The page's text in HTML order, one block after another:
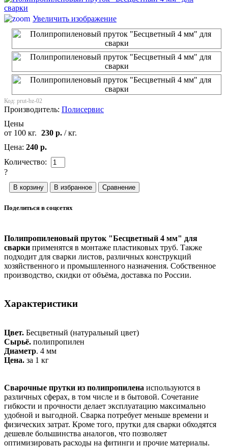
Увеличить изображение
Код: prut-bz-02
Производитель: Полисервис
Цены
от 100 кг. 230 р. / кг.
Цена: 240 р.
Количество:
?
Поделиться в соцсетях
Полипропиленовый пруток "Бесцветный 4 мм" для
сварки применятся в монтаже пластиковых труб. Также
подходит для сварки листов, различных конструкций
хозяйственного и промышленного назначения. Собственное
производство, скидки от объёма, доставка по России.
Характеристики
Цвет. Бесцветный (натуральный цвет)
Сырьё. полипропилен
Диаметр. 4 мм
Цена. за 1 кг
Сварочные прутки из полипропилена используются в
различных сферах, в том числе и в бытовой. Сочетание
гибкости и прочности делает эксплуатацию максимально
удобной и выгодной. Сварка потребует меньше времени и
физических затрат. Кроме того, прутки для сварки обходятся
дешевле большинства аналогов, что позволяет
оптимизировать расходы на фитинги и прочие материалы.